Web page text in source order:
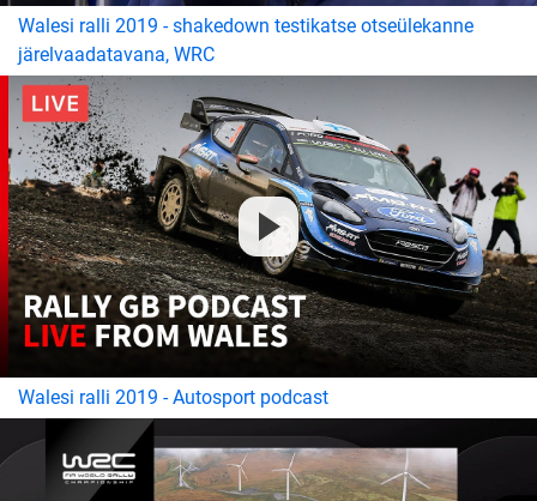
Walesi ralli 2019 - shakedown testikatse otseülekanne
järelvaadatavana, WRC
Walesi ralli 2019 - Autosport podcast